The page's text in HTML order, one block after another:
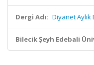
Dergi Adı: Diyanet Aylık
Bilecik Şeyh Edebali